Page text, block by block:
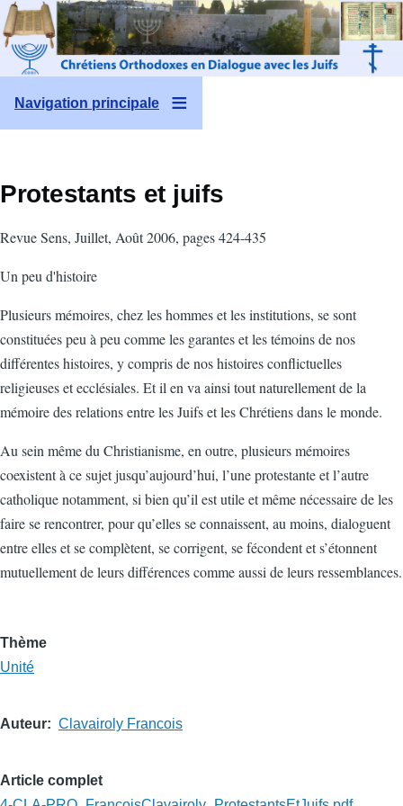
Aller au contenu principal
Navigation principale
Protestants et juifs
Revue Sens, Juillet, Août 2006, pages 424-435
Un peu d'histoire
Plusieurs mémoires, chez les hommes et les institutions, se sont
constituées peu à peu comme les garantes et les témoins de nos
différentes histoires, y compris de nos histoires conflictuelles
religieuses et ecclésiales. Et il en va ainsi tout naturellement de la
mémoire des relations entre les Juifs et les Chrétiens dans le monde.
Au sein même du Christianisme, en outre, plusieurs mémoires
coexistent à ce sujet jusqu’aujourd’hui, l’une protestante et l’autre
catholique notamment, si bien qu’il est utile et même nécessaire de les
faire se rencontrer, pour qu’elles se connaissent, au moins, dialoguent
entre elles et se complètent, se corrigent, se fécondent et s’étonnent
mutuellement de leurs différences comme aussi de leurs ressemblances.
Thème
Unité
Auteur Clavairoly Francois
Article complet